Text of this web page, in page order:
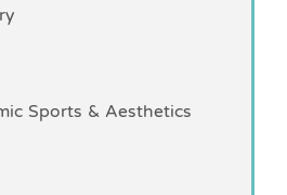
Sports & Aesthetics